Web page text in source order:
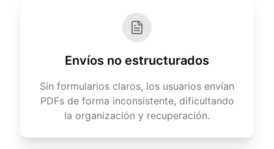
Envíos no estructurados
Sin formularios claros, los usuarios envían
PDFs de forma inconsistente, dificultando
la organización y recuperación.